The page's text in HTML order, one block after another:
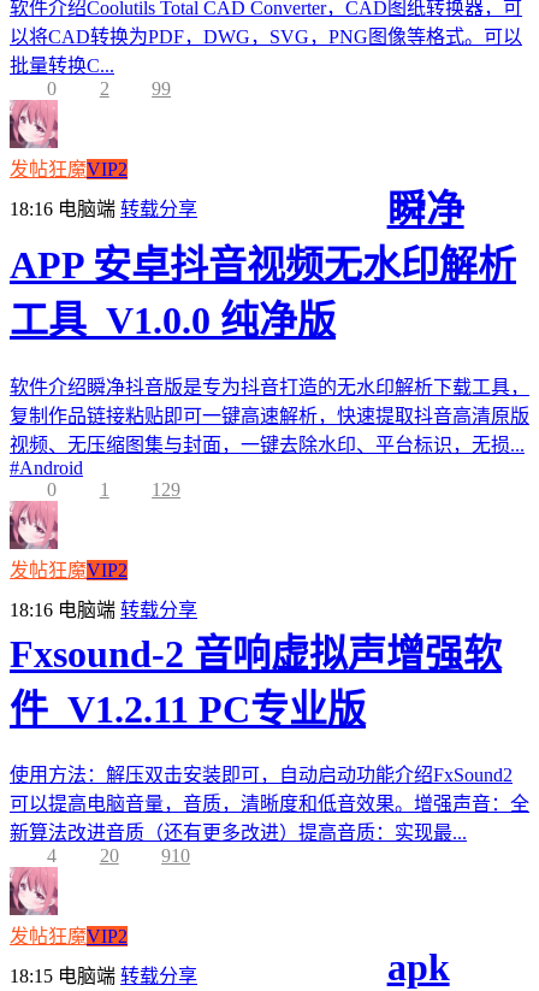
软件介绍Coolutils Total CAD Converter，CAD图纸转换器，可
以将CAD转换为PDF，DWG，SVG，PNG图像等格式。可以
批量转换C...
0
2 99
发帖狂魔VIP2
18:16 电脑端 转载分享
瞬净
APP 安卓抖音视频无水印解析
工具_V1.0.0 纯净版
软件介绍瞬净抖音版是专为抖音打造的无水印解析下载工具，
复制作品链接粘贴即可一键高速解析，快速提取抖音高清原版
视频、无压缩图集与封面，一键去除水印、平台标识，无损...
#Android
0
1 129
发帖狂魔VIP2
18:16 电脑端 转载分享
Fxsound-2 音响虚拟声增强软
件_V1.2.11 PC专业版
使用方法：解压双击安装即可，自动启动功能介绍FxSound2
可以提高电脑音量，音质，清晰度和低音效果。增强声音：全
新算法改进音质（还有更多改进）提高音质：实现最...
4
20 910
发帖狂魔VIP2
18:15 电脑端 转载分享
apk